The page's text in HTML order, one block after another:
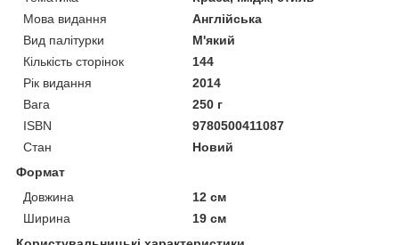
Мова видання
Англійська
Вид палітурки
М'який
Кількість сторінок
144
Рік видання
2014
Вага
250 г
ISBN
9780500411087
Стан
Новий
Формат
Довжина
12 см
Ширина
19 см